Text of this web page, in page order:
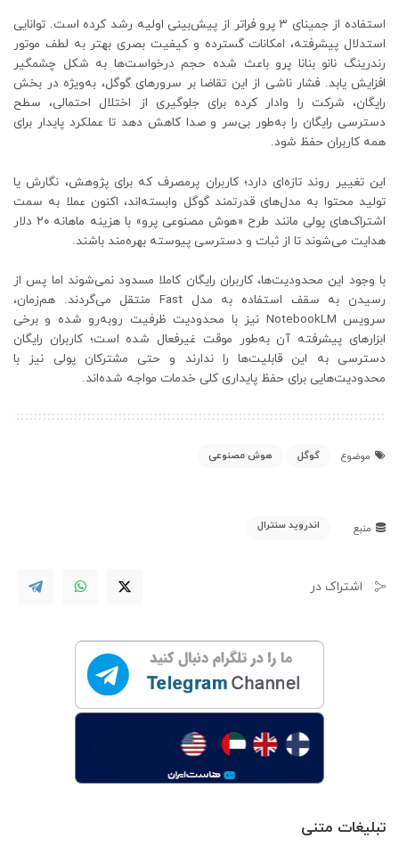
استفاده از جمینای ۳ پرو فراتر از پیش‌بینی اولیه رشد کرده است. توانایی
استدلال پیشرفته، امکانات گسترده و کیفیت بصری بهتر به لطف موتور
رندرینگ نانو بنانا پرو باعث شده حجم درخواست‌ها به شکل چشمگیر
افزایش یابد. فشار ناشی از این تقاضا بر سرورهای گوگل، به‌ویژه در بخش
رایگان، شرکت را وادار کرده برای جلوگیری از اختلال احتمالی، سطح
دسترسی رایگان را به‌طور بی‌سر و صدا کاهش دهد تا عملکرد پایدار برای
همه کاربران حفظ شود.
این تغییر روند تازه‌ای دارد؛ کاربران پرمصرف که برای پژوهش، نگارش یا
تولید محتوا به مدل‌های قدرتمند گوگل وابسته‌اند، اکنون عملا به سمت
اشتراک‌های پولی مانند طرح «هوش مصنوعی پرو» با هزینه ماهانه ۲۰ دلار
هدایت می‌شوند تا از ثبات و دسترسی پیوسته بهره‌مند باشند.
با وجود این محدودیت‌ها، کاربران رایگان کاملا مسدود نمی‌شوند اما پس از
رسیدن به سقف استفاده به مدل Fast منتقل می‌گردند. هم‌زمان،
سرویس NotebookLM نیز با محدودیت ظرفیت روبه‌رو شده و برخی
ابزارهای پیشرفته آن به‌طور موقت غیرفعال شده است؛ کاربران رایگان
دسترسی به این قابلیت‌ها را ندارند و حتی مشترکان پولی نیز با
محدودیت‌هایی برای حفظ پایداری کلی خدمات مواجه شده‌اند.
موضوع گوگل هوش مصنوعی
منبع اندروید سنترال
اشتراک در
تبلیغات متنی